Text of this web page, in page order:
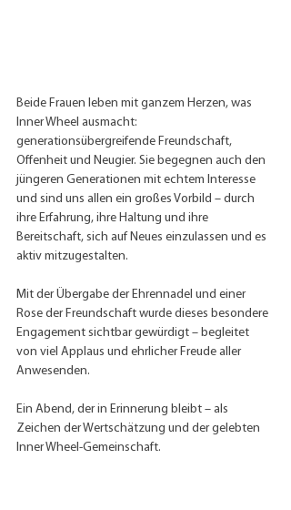
Beide Frauen leben mit ganzem Herzen, was
Inner Wheel ausmacht:
generationsübergreifende Freundschaft,
Offenheit und Neugier. Sie begegnen auch den
jüngeren Generationen mit echtem Interesse
und sind uns allen ein großes Vorbild – durch
ihre Erfahrung, ihre Haltung und ihre
Bereitschaft, sich auf Neues einzulassen und es
aktiv mitzugestalten.
Mit der Übergabe der Ehrennadel und einer
Rose der Freundschaft wurde dieses besondere
Engagement sichtbar gewürdigt – begleitet
von viel Applaus und ehrlicher Freude aller
Anwesenden.
Ein Abend, der in Erinnerung bleibt – als
Zeichen der Wertschätzung und der gelebten
Inner Wheel-Gemeinschaft.